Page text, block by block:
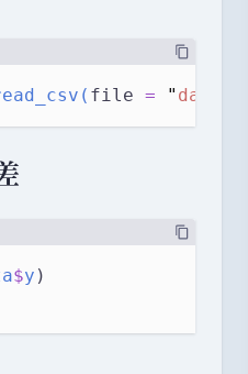
file = "
$y )